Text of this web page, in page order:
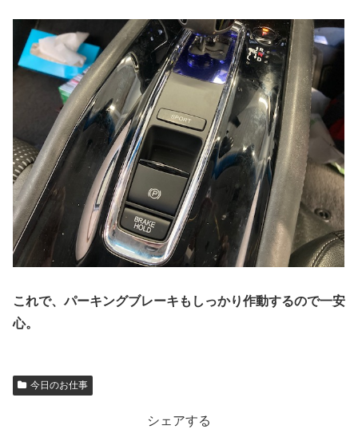
これで、パーキングブレーキもしっかり作動するので一安
心。
今日のお仕事
シェアする